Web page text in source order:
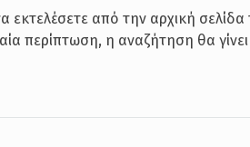
εκτελέσετε από την αρχική
περίπτωση, η αναζήτηση θα